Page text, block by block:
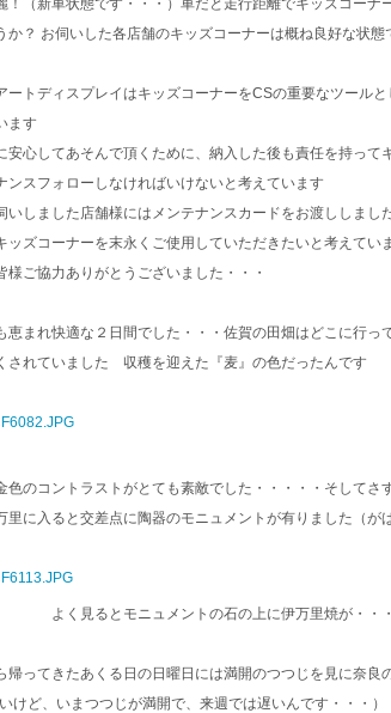
！（新車状態です・・・）車だと走行距離でキッズコーナ
か？ お伺いした各店舗のキッズコーナーは概ね良好な状態
ートディスプレイはキッズコーナーをCSの重要なツール
ます
安心してあそんで頂くために、納入した後も責任を持って
ンスフォローしなければいけないと考えています
いしました店舗様にはメンテナンスカードをお渡ししまし
ッズコーナーを末永くご使用していただきたいと考えてい
様ご協力ありがとうございました・・・
恵まれ快適な２日間でした・・・佐賀の田畑はどこに行っ
されていました 収穫を迎えた『麦』の色だったんです
色のコントラストがとても素敵でした・・・・・そしてさ
里に入ると交差点に陶器のモニュメントが有りました（が
るとモニュメントの石の上に伊万里焼が・・・
帰ってきたあくる日の日曜日には満開のつつじを見に奈良
けど、いまつつじが満開で、来週では遅いんです・・・）